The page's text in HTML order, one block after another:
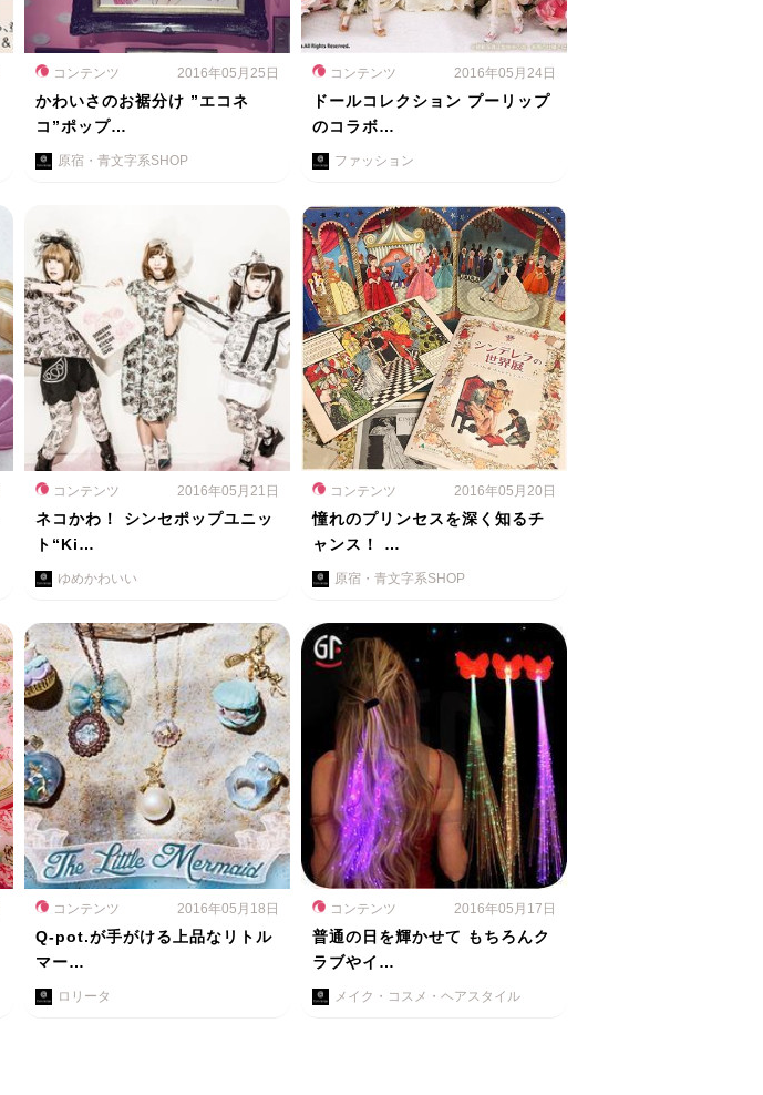
コンテンツ 2016年05月25日
かわいさのお裾分け ”エコネ
コ”ポップ…
原宿・青文字系SHOP
コンテンツ 2016年05月24日
ドールコレクション プーリップ
のコラボ…
ファッション
コンテンツ 2016年05月21日
ネコかわ！ シンセポップユニッ
ト“Ki…
ゆめかわいい
コンテンツ 2016年05月20日
憧れのプリンセスを深く知るチ
ャンス！ …
原宿・青文字系SHOP
コンテンツ 2016年05月18日
Q-pot.が手がける上品なリトル
マー…
ロリータ
コンテンツ 2016年05月17日
普通の日を輝かせて もちろんク
ラブやイ…
メイク・コスメ・ヘアスタイル